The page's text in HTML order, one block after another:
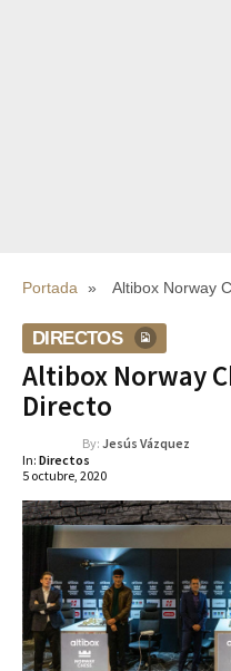
Portada » Altibox Norway
DIRECTOS
Altibox Norway
Directo
By: Jesús Vázquez
In: Directos
5 octubre, 2020